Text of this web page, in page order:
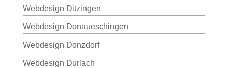
Webdesign Ditzingen
Webdesign Donaueschingen
Webdesign Donzdorf
Webdesign Durlach